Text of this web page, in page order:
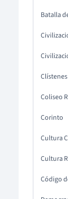
Batalla
Clístenes
Coliseo
Corinto
Cultura
Cultura
Código